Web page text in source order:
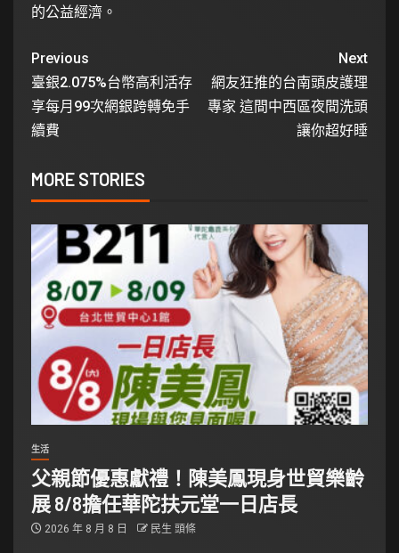
的公益經濟。
Previous
臺銀2.075%台幣高利活存
享每月99次網銀跨轉免手
續費
Next
網友狂推的台南頭皮護理
專家 這間中西區夜間洗頭
讓你超好睡
MORE STORIES
生活
父親節優惠獻禮！陳美鳳現身世貿樂齡
展 8/8擔任華陀扶元堂一日店長
2026 年 8 月 8 日 民生 頭條